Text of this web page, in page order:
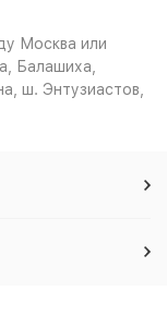
Москва или
Балашиха,
ш. Энтузиастов,